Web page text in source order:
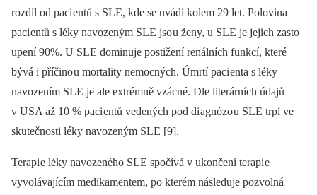
rozdíl od paci entů s SLE, kde se uvádí kolem 29 let. Polovina
paci entů s léky navozeným SLE jso u ženy, u SLE je jejich zasto
upení 90%. U SLE dominuje postižení renálních funkcí, které
bývá i příčino u mortality nemocných. Úmrtí paci enta s léky
navozením SLE je ale extrémně vzácné. Dle literárních údajů
v USA až 10 % paci entů vedených pod di agnózo u SLE trpí ve
skutečnosti léky navozeným SLE [9].
Terapi e léky navozeného SLE spočívá v ukončení terapi e
vyvolávajícím medikamentem, po kterém následuje pozvolná